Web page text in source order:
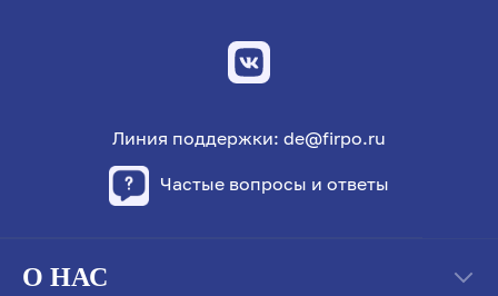
Линия поддержки: de@firpo.ru
Частые вопросы и ответы
О НАС